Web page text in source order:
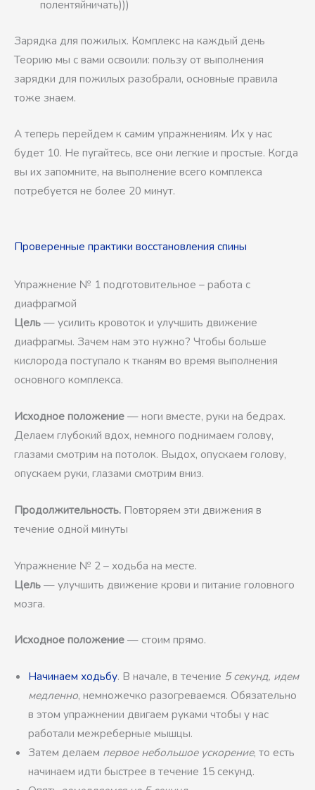
полентяйничать)))
Зарядка для пожилых. Комплекс на каждый день
Теорию мы с вами освоили: пользу от выполнения
зарядки для пожилых разобрали, основные правила
тоже знаем.
А теперь перейдем к самим упражнениям. Их у нас
будет 10. Не пугайтесь, все они легкие и простые. Когда
вы их запомните, на выполнение всего комплекса
потребуется не более 20 минут.
Проверенные практики восстановления спины
Упражнение № 1 подготовительное – работа с
диафрагмой
Цель— усилить кровоток и улучшить движение
диафрагмы. Зачем нам это нужно? Чтобы больше
кислорода поступало к тканям во время выполнения
основного комплекса.
Исходное положение— ноги вместе, руки на бедрах.
Делаем глубокий вдох, немного поднимаем голову,
глазами смотрим на потолок. Выдох, опускаем голову,
опускаем руки, глазами смотрим вниз.
Продолжительность. Повторяем эти движения в
течение одной минуты
Упражнение № 2 – ходьба на месте.
Цель— улучшить движение крови и питание головного
мозга.
Исходное положение— стоим прямо.
Начинаем ходьбу. В начале, в течение 5 секунд, идем
медленно, немножечко разогреваемся. Обязательно
в этом упражнении двигаем руками чтобы у нас
работали межреберные мышцы.
Затем делаем первое небольшое ускорение, то есть
начинаем идти быстрее в течение 15 секунд.